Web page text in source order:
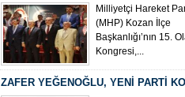
Yeniden MHP Kozan İlçe Başkanı
Milliyetçi Hareket
(MHP) Kozan İlçe
Başkanlığı’nın 15.
Kongresi,...
ZAFER YEĞENOĞLU, YENİ PARTİ